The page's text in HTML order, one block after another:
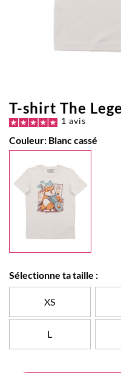
T-shirt The
1 avis
Couleur: Blanc cassé
Sélectionne ta taille :
XS
L